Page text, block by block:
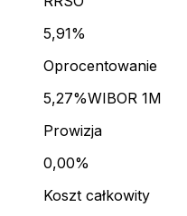
5,91%
Oprocentowanie
5,27%WIBOR 1M
Prowizja
0,00%
Koszt całkowity